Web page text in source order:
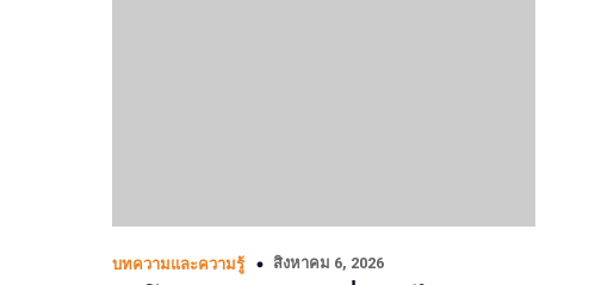
บทความและความรู้ สิงหาคม 6, 2026